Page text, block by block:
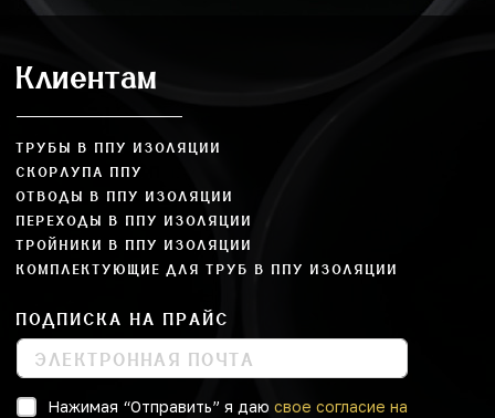
Клиентам
ТРУБЫ В ППУ ИЗОЛЯЦИИ
СКОРЛУПА ППУ
ОТВОДЫ В ППУ ИЗОЛЯЦИИ
ПЕРЕХОДЫ В ППУ ИЗОЛЯЦИИ
ТРОЙНИКИ В ППУ ИЗОЛЯЦИИ
КОМПЛЕКТУЮЩИЕ ДЛЯ ТРУБ В ППУ ИЗОЛЯЦИИ
ПОДПИСКА НА ПРАЙС
Нажимая “Отправить” я даю свое согласие на